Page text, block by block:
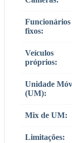
Funcionários
fixos:
Veículos
próprios:
Unidade
(UM):
Mix de UM:
Limitações: